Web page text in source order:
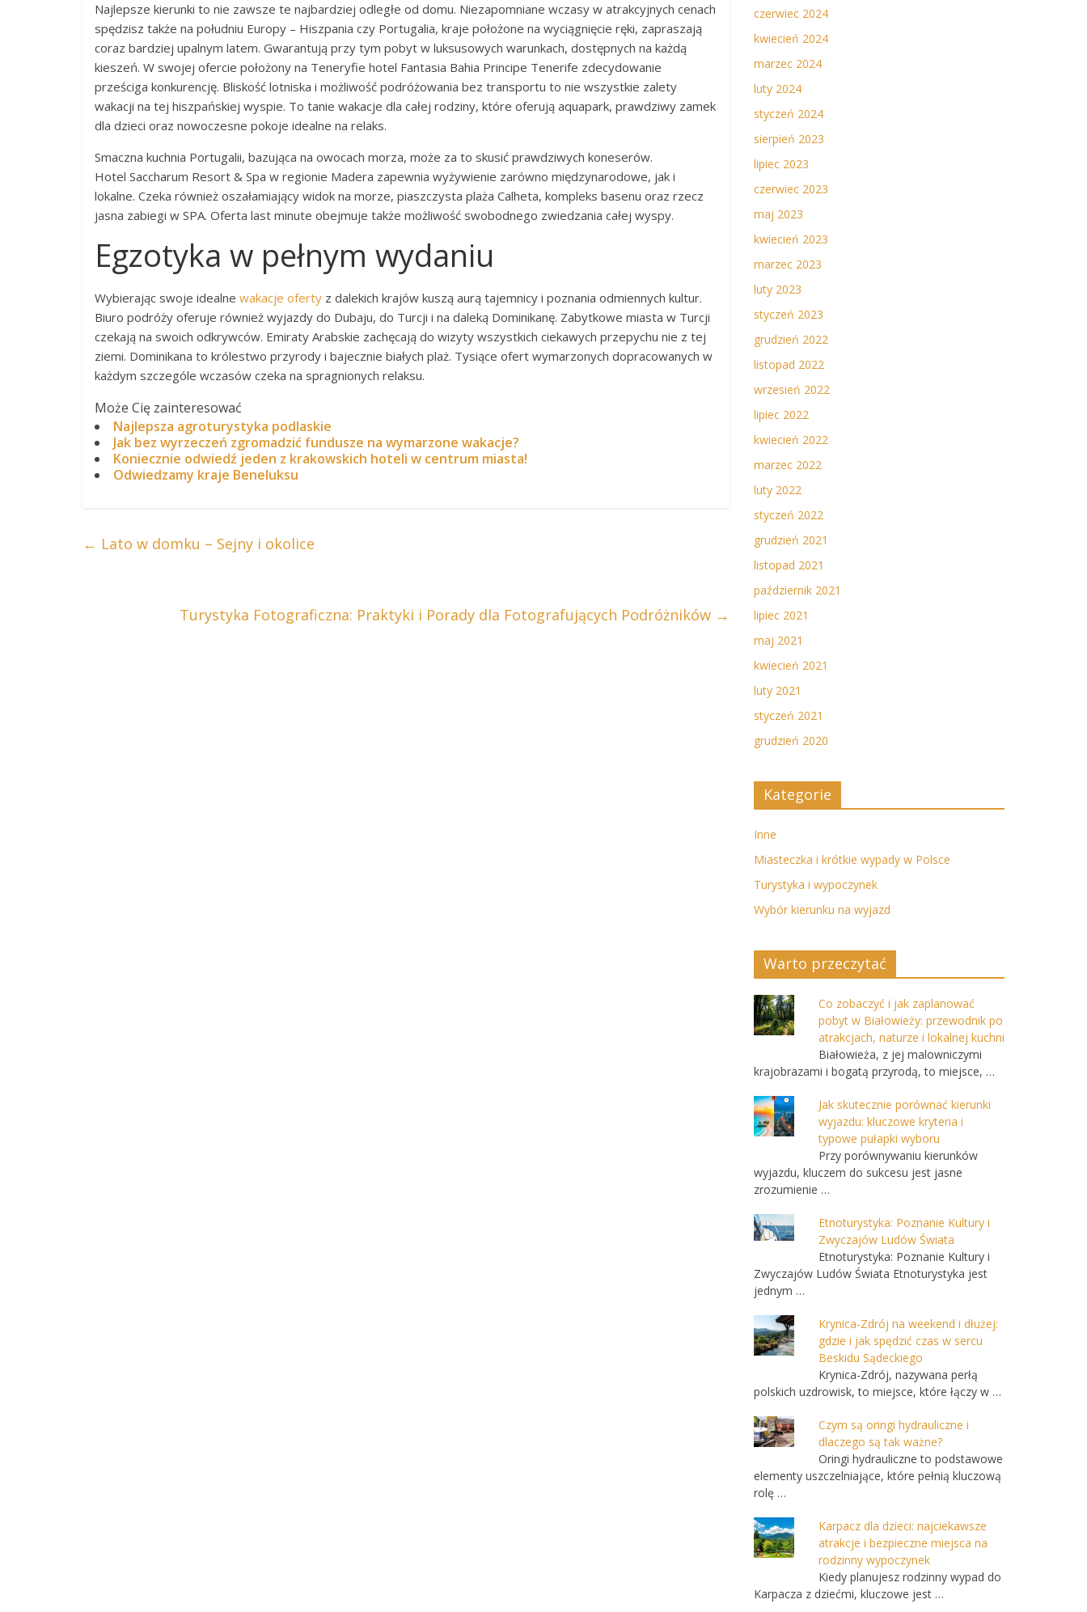
Najlepsze kierunki to nie zawsze te najbardziej odległe od domu. Niezapomniane wczasy w atrakcyjnych cenach
spędzisz także na południu Europy – Hiszpania czy Portugalia, kraje położone na wyciągnięcie ręki, zapraszają
coraz bardziej upalnym latem. Gwarantują przy tym pobyt w luksusowych warunkach, dostępnych na każdą
kieszeń. W swojej ofercie położony na Teneryfie hotel Fantasia Bahia Principe Tenerife zdecydowanie
prześciga konkurencję. Bliskość lotniska i możliwość podróżowania bez transportu to nie wszystkie zalety
wakacji na tej hiszpańskiej wyspie. To tanie wakacje dla całej rodziny, które oferują aquapark, prawdziwy zamek
dla dzieci oraz nowoczesne pokoje idealne na relaks.
Smaczna kuchnia Portugalii, bazująca na owocach morza, może za to skusić prawdziwych koneserów.
Hotel Saccharum Resort & Spa w regionie Madera zapewnia wyżywienie zarówno międzynarodowe, jak i
lokalne. Czeka również oszałamiający widok na morze, piaszczysta plaża Calheta, kompleks basenu oraz rzecz
jasna zabiegi w SPA. Oferta last minute obejmuje także możliwość swobodnego zwiedzania całej wyspy.
Egzotyka w pełnym wydaniu
Wybierając swoje idealne wakacje oferty z dalekich krajów kuszą aurą tajemnicy i poznania odmiennych kultur.
Biuro podróży oferuje również wyjazdy do Dubaju, do Turcji i na daleką Dominikanę. Zabytkowe miasta w Turcji
czekają na swoich odkrywców. Emiraty Arabskie zachęcają do wizyty wszystkich ciekawych przepychu nie z tej
ziemi. Dominikana to królestwo przyrody i bajecznie białych plaż. Tysiące ofert wymarzonych dopracowanych w
każdym szczególe wczasów czeka na spragnionych relaksu.
Może Cię zainteresować
Najlepsza agroturystyka podlaskie
Jak bez wyrzeczeń zgromadzić fundusze na wymarzone wakacje?
Koniecznie odwiedź jeden z krakowskich hoteli w centrum miasta!
Odwiedzamy kraje Beneluksu
← Lato w domku – Sejny i okolice
Turystyka Fotograficzna: Praktyki i Porady dla Fotografujących Podróżników →
czerwiec 2024
kwiecień 2024
marzec 2024
luty 2024
styczeń 2024
sierpień 2023
lipiec 2023
czerwiec 2023
maj 2023
kwiecień 2023
marzec 2023
luty 2023
styczeń 2023
grudzień 2022
listopad 2022
wrzesień 2022
lipiec 2022
kwiecień 2022
marzec 2022
luty 2022
styczeń 2022
grudzień 2021
listopad 2021
październik 2021
lipiec 2021
maj 2021
kwiecień 2021
luty 2021
styczeń 2021
grudzień 2020
Kategorie
Inne
Miasteczka i krótkie wypady w Polsce
Turystyka i wypoczynek
Wybór kierunku na wyjazd
Warto przeczytać
Co zobaczyć i jak zaplanować
pobyt w Białowieży: przewodnik po
atrakcjach, naturze i lokalnej kuchni
Białowieża, z jej malowniczymi
krajobrazami i bogatą przyrodą, to miejsce, …
Jak skutecznie porównać kierunki
wyjazdu: kluczowe kryteria i
typowe pułapki wyboru
Przy porównywaniu kierunków
wyjazdu, kluczem do sukcesu jest jasne
zrozumienie …
Etnoturystyka: Poznanie Kultury i
Zwyczajów Ludów Świata
Etnoturystyka: Poznanie Kultury i
Zwyczajów Ludów Świata Etnoturystyka jest
jednym …
Krynica-Zdrój na weekend i dłużej:
gdzie i jak spędzić czas w sercu
Beskidu Sądeckiego
Krynica-Zdrój, nazywana perłą
polskich uzdrowisk, to miejsce, które łączy w …
Czym są oringi hydrauliczne i
dlaczego są tak ważne?
Oringi hydrauliczne to podstawowe
elementy uszczelniające, które pełnią kluczową
rolę …
Karpacz dla dzieci: najciekawsze
atrakcje i bezpieczne miejsca na
rodzinny wypoczynek
Kiedy planujesz rodzinny wypad do
Karpacza z dziećmi, kluczowe jest …